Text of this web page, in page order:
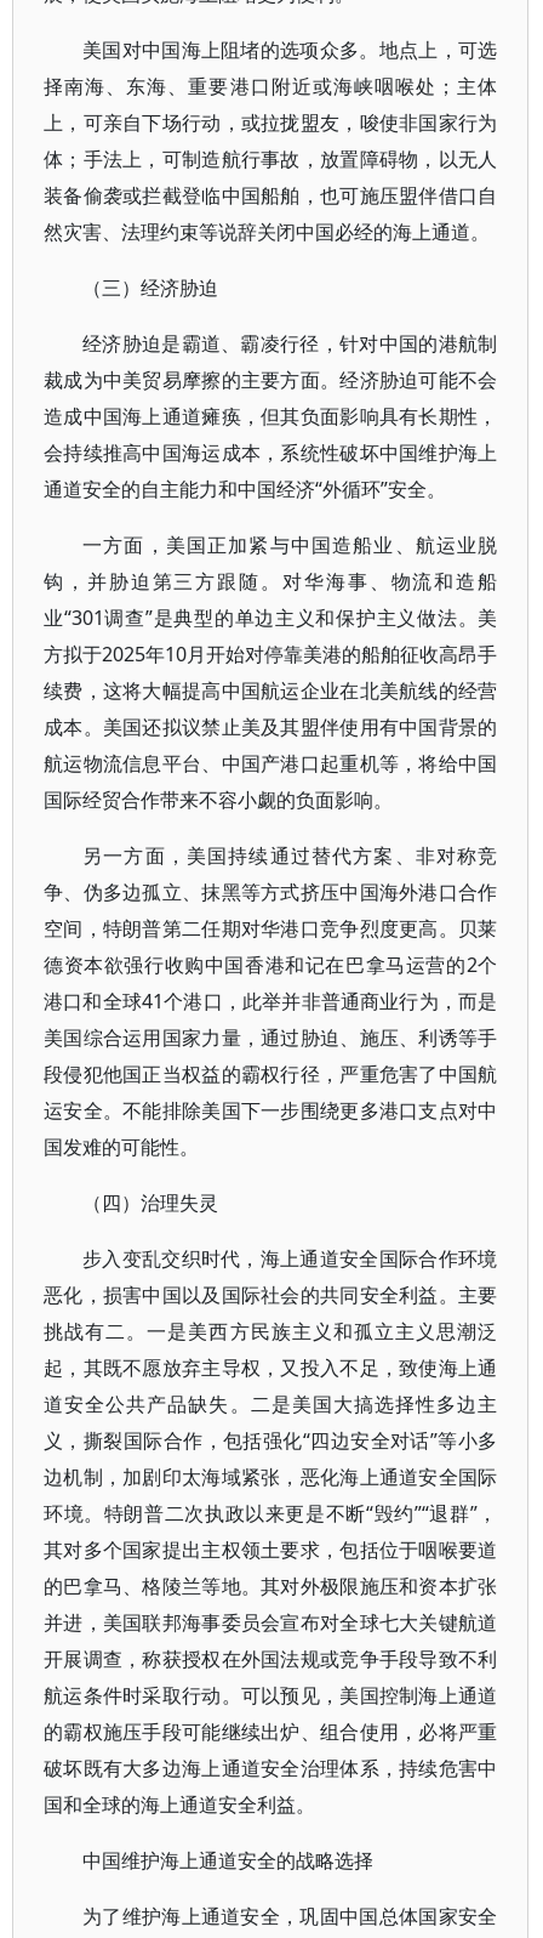
美国对中国海上阻堵的选项众多。地点上，可选
择南海、东海、重要港口附近或海峡咽喉处；主体
上，可亲自下场行动，或拉拢盟友，唆使非国家行为
体；手法上，可制造航行事故，放置障碍物，以无人
装备偷袭或拦截登临中国船舶，也可施压盟伴借口自
然灾害、法理约束等说辞关闭中国必经的海上通道。
（三）经济胁迫
经济胁迫是霸道、霸凌行径，针对中国的港航制
裁成为中美贸易摩擦的主要方面。经济胁迫可能不会
造成中国海上通道瘫痪，但其负面影响具有长期性，
会持续推高中国海运成本，系统性破坏中国维护海上
通道安全的自主能力和中国经济“外循环”安全。
一方面，美国正加紧与中国造船业、航运业脱
钩，并胁迫第三方跟随。对华海事、物流和造船
业“301调查”是典型的单边主义和保护主义做法。美
方拟于2025年10月开始对停靠美港的船舶征收高昂手
续费，这将大幅提高中国航运企业在北美航线的经营
成本。美国还拟议禁止美及其盟伴使用有中国背景的
航运物流信息平台、中国产港口起重机等，将给中国
国际经贸合作带来不容小觑的负面影响。
另一方面，美国持续通过替代方案、非对称竞
争、伪多边孤立、抹黑等方式挤压中国海外港口合作
空间，特朗普第二任期对华港口竞争烈度更高。贝莱
德资本欲强行收购中国香港和记在巴拿马运营的2个
港口和全球41个港口，此举并非普通商业行为，而是
美国综合运用国家力量，通过胁迫、施压、利诱等手
段侵犯他国正当权益的霸权行径，严重危害了中国航
运安全。不能排除美国下一步围绕更多港口支点对中
国发难的可能性。
（四）治理失灵
步入变乱交织时代，海上通道安全国际合作环境
恶化，损害中国以及国际社会的共同安全利益。主要
挑战有二。一是美西方民族主义和孤立主义思潮泛
起，其既不愿放弃主导权，又投入不足，致使海上通
道安全公共产品缺失。二是美国大搞选择性多边主
义，撕裂国际合作，包括强化“四边安全对话”等小多
边机制，加剧印太海域紧张，恶化海上通道安全国际
环境。特朗普二次执政以来更是不断“毁约”“退群”，
其对多个国家提出主权领土要求，包括位于咽喉要道
的巴拿马、格陵兰等地。其对外极限施压和资本扩张
并进，美国联邦海事委员会宣布对全球七大关键航道
开展调查，称获授权在外国法规或竞争手段导致不利
航运条件时采取行动。可以预见，美国控制海上通道
的霸权施压手段可能继续出炉、组合使用，必将严重
破坏既有大多边海上通道安全治理体系，持续危害中
国和全球的海上通道安全利益。
中国维护海上通道安全的战略选择
为了维护海上通道安全，巩固中国总体国家安全